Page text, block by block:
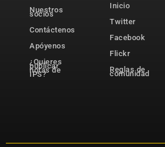
Nuestros
socios
Contáctenos
Apóyenos
¿Quieres
publicar
notas de
IPS?
Inicio
Twitter
Facebook
Flickr
Reglas de
comunidad